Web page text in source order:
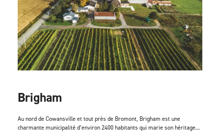
Brigham
Au nord de Cowansville et tout près de Bromont, Brigham est une
charmante municipalité d’environ 2400 habitants qui marie son héritage...